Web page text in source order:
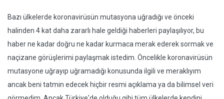
Bazı ülkelerde koronavirüsün mutasyona uğradığı ve önceki
halinden 4 kat daha zararlı hale geldiği haberleri paylaşılıyor, bu
haber ne kadar doğru ne kadar kurmaca merak ederek sormak ve
naçizane görüşlerimi paylaşmak istedim. Öncelikle koronavirüsün
mutasyone uğrayıp uğramadığı konusunda ilgili ve meraklıyım
ancak beni tatmin edecek hiçbir resmi açıklama ya da bilimsel veri